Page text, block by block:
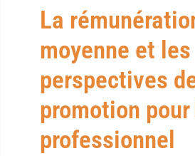
La
moyenne et les
perspectives
promotion
professionnel